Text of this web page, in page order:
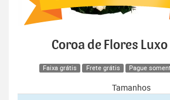
Coroa de Flores
Faixa grátis Frete grátis Pague
Tamanhos